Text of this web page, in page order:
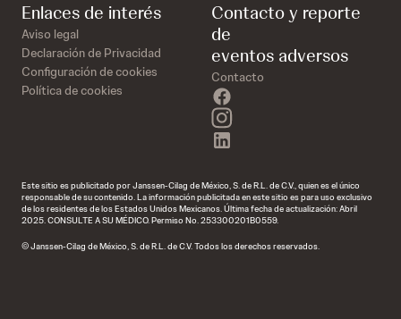
Contacto y reporte
de
eventos adversos
Contacto
instagram
Enlaces de interés
Aviso legal
Declaración de Privacidad
Configuración de cookies
Política de cookies
Este sitio es publicitado por Janssen-Cilag de México, S. de R.L. de C.V., quien es el único
responsable de su contenido. La información publicitada en este sitio es para uso exclusivo
de los residentes de los Estados Unidos Mexicanos. Última fecha de actualización: Abril
2025. CONSULTE A SU MÉDICO. Permiso No. 253300201B0559.
© Janssen-Cilag de México, S. de R.L. de C.V. Todos los derechos reservados.